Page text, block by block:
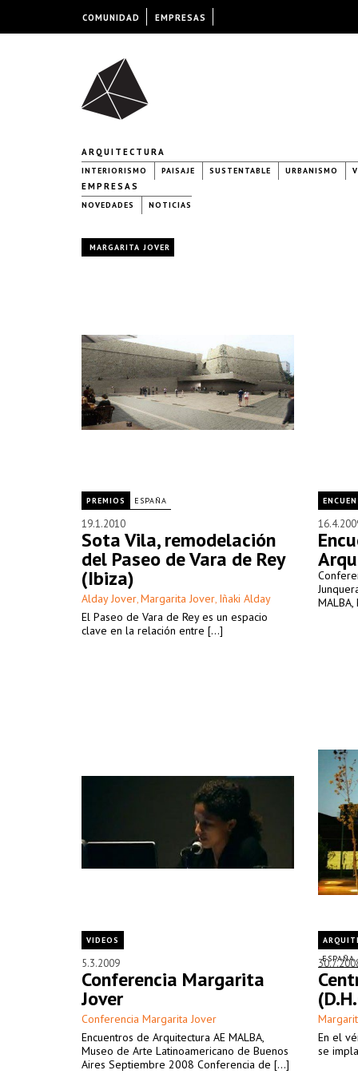
ARQUITECTURA
INTERIORISMO PAISAJE SUSTENTABLE URBANISMO
EMPRESAS
NOVEDADES NOTICIAS
MARGARITA JOVER
PREMIOS ESPAÑA
19.1.2010
Sota Vila, remodelación
del Paseo de Vara de Rey
(Ibiza)
Alday Jover, Margarita Jover, Iñaki Alday
El Paseo de Vara de Rey es un espacio
clave en la relación entre [...]
VIDEOS
5.3.2009
Conferencia Margarita
Jover
Conferencia Margarita Jover
Encuentros de Arquitectura AE MALBA,
Museo de Arte Latinoamericano de Buenos
Aires Septiembre 2008 Conferencia de [...]
ESPAÑA
En el
se
COMUNIDAD EMPRESAS